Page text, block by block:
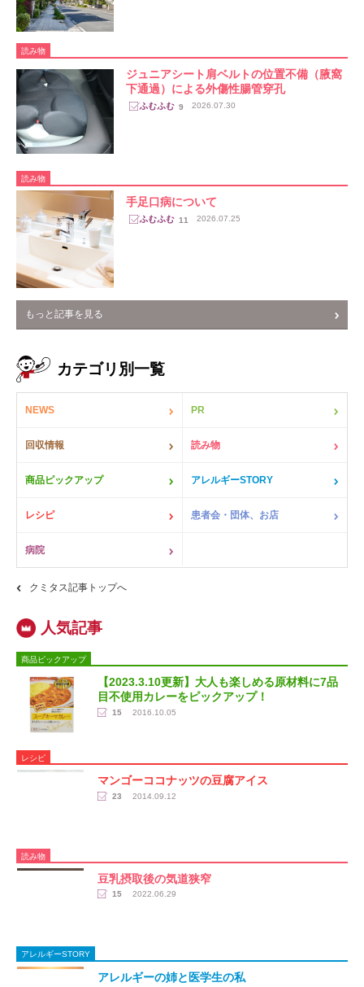
読み物
ジュニアシート肩ベルトの位置不備（腋窩
下通過）による外傷性腸管穿孔
9 2026.07.30
読み物
手足口病について
11 2026.07.25
もっと記事を見る
カテゴリ別一覧
NEWS PR
回収情報 読み物
商品ピックアップ アレルギーSTORY
レシピ 患者会・団体、お店
病院
クミタス記事トップへ
商品ピックアップ
【2023.3.10更新】大人も楽しめる原材料に7品
目不使用カレーをピックアップ！
15 2016.10.05
レシピ
マンゴーココナッツの豆腐アイス
23 2014.09.12
読み物
豆乳摂取後の気道狭窄
15 2022.06.29
アレルギーSTORY
アレルギーの姉と医学生の私